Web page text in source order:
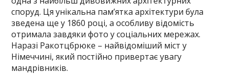
споруд. Ця унікальна пам’ятка архітектури була
зведена ще у 1860 році, а особливу відомість
отримала завдяки фото у соціальних мережах.
Наразі Ракотцбрюке – найвідоміший міст у
Німеччині, який постійно привертає увагу
мандрівників.